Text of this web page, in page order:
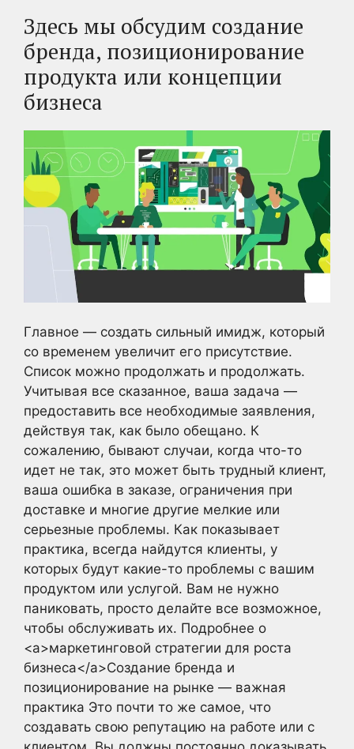
Здесь мы обсудим создание
бренда, позиционирование
продукта или концепции
бизнеса
Главное — создать сильный имидж, который
со временем увеличит его присутствие.
Список можно продолжать и продолжать.
Учитывая все сказанное, ваша задача —
предоставить все необходимые заявления,
действуя так, как было обещано. К
сожалению, бывают случаи, когда что-то
идет не так, это может быть трудный клиент,
ваша ошибка в заказе, ограничения при
доставке и многие другие мелкие или
серьезные проблемы. Как показывает
практика, всегда найдутся клиенты, у
которых будут какие-то проблемы с вашим
продуктом или услугой. Вам не нужно
паниковать, просто делайте все возможное,
чтобы обслуживать их. Подробнее о
<a>маркетинговой стратегии для роста
бизнеса</a>Создание бренда и
позиционирование на рынке — важная
практика Это почти то же самое, что
создавать свою репутацию на работе или с